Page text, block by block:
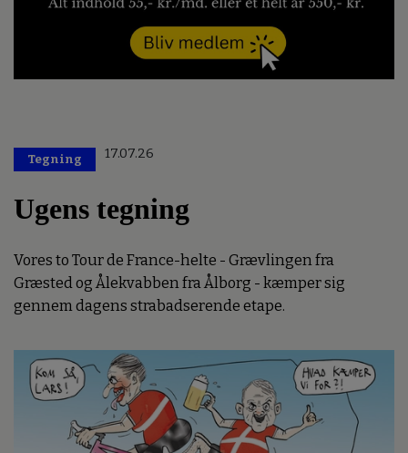
Tegning 17.07.26
Ugens tegning
Vores to Tour de France-helte - Grævlingen fra
Græsted og Ålekvabben fra Ålborg - kæmper sig
gennem dagens strabadserende etape.